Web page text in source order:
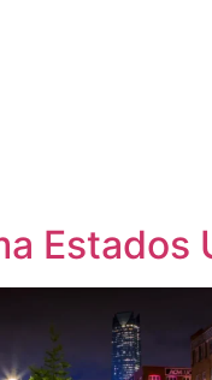
Estados